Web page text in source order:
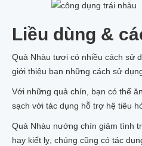
Liều dùng &
Quả Nhàu tươi có nhiều cách sử
giới thiệu bạn những cách sử
​​​Với những quả chín, bạn có thể
sạch với tác dụng hỗ trợ hệ tiêu
Quả Nhàu nướng chín giảm tình
hay kiết lỵ, chúng cũng có tác